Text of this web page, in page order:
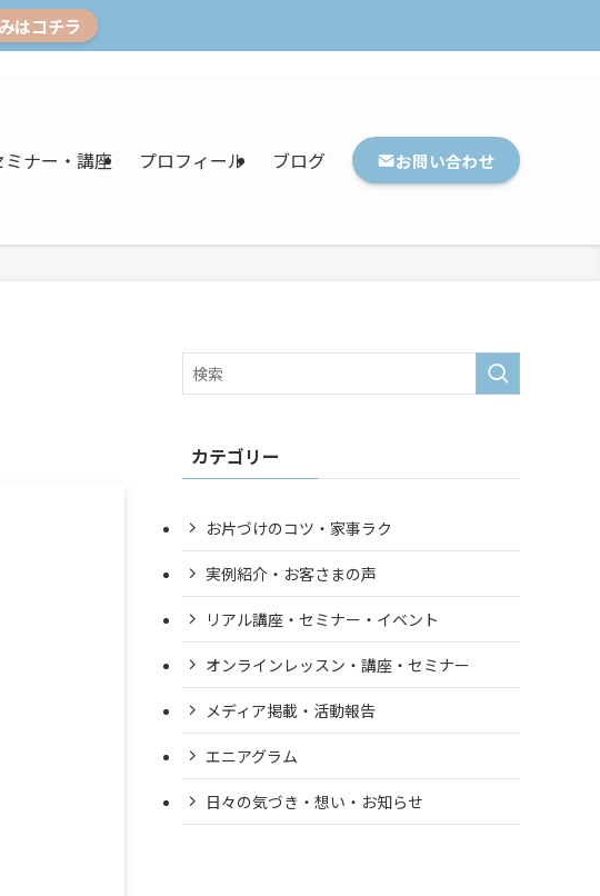
はコチラ
ミナー・講座 プロフィール ブログ お問い合わせ
カテゴリー
お片づけのコツ・家事ラク
実例紹介・お客さまの声
リアル講座・セミナー・イベント
オンラインレッスン・講座・セミナー
メディア掲載・活動報告
エニアグラム
日々の気づき・想い・お知らせ